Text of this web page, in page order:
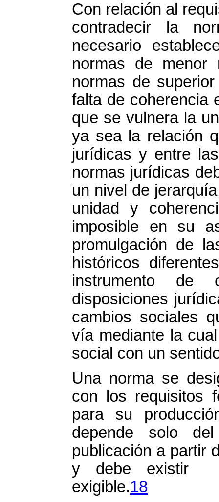
Con relación al
contradecir la
necesario
normas de menor
normas de
falta de coherencia
que se vulnera la
ya sea la relación
jurídicas y entre
normas jurídicas
un nivel de
unidad y
imposible en su
promulgación de
históricos
instrumento
disposiciones
cambios sociales
vía mediante la
social con un
Una norma se
con los requisitos
para su
depende solo
publicación a partir
y debe existir
exigible.18